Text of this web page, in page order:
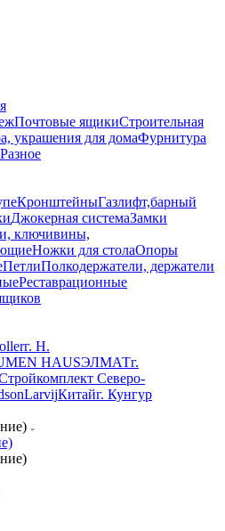
Почтовые ящикиСтроительная
украшения для домаФурнитура
Разное
КронштейныГазлифт,барный
Джокерная системаЗамки
ключивины,
Ножки для столаОпоры
ПетлиПолкодержатели, держатели
Реставрационные
г. Н.
HAUSЭЛМАТг.
Северо-
LarvijКитайг. Кунгур